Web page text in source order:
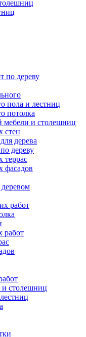
по дереву
пола и лестниц
потолка
мебели и столешниц
стен
дерева
дереву
террас
фасадов
деревом
работ
работ
столешниц